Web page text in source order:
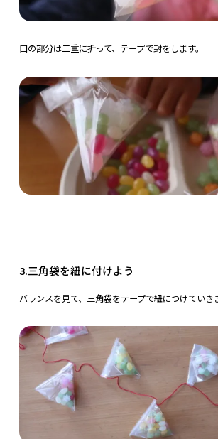
口の部分は二重に折って、テープで封をします。
3.三角袋を紐に付けよう
バランスを見て、三角袋をテープで紐につけていき